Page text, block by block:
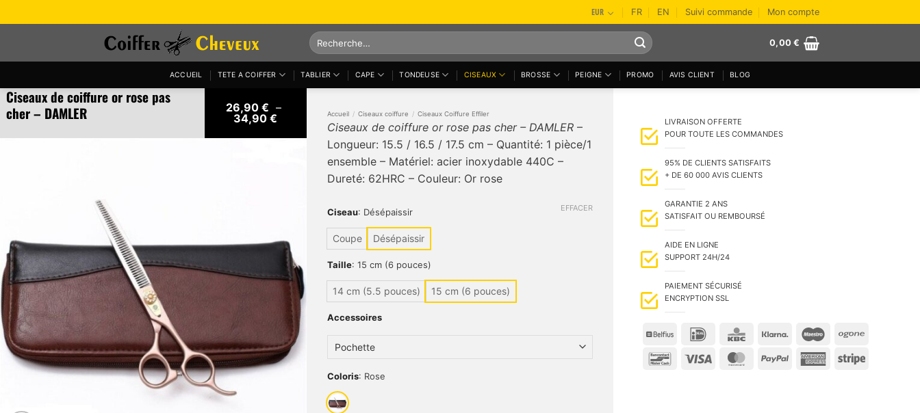
au
EUR FR EN Suivi commande Mon compte
Recherche
pour :
0,00€
ACCUEIL TETE A COIFFER TABLIER CAPE TONDEUSE CISEAUX BROSSE PEIGNE PROMO AVIS CLIENT BLOG
Ciseaux de coiffure or rose pas
cher – DAMLER
26,90€ –
34,90€
prix :
Accueil / Ciseaux coiffure / Ciseaux Coiffure Effiler
Ciseaux de coiffure or rose pas cher – DAMLER –
Longueur: 15.5 / 16.5 / 17.5 cm – Quantité: 1 pièce/1
ensemble – Matériel: acier inoxydable 440C –
Dureté: 62HRC – Couleur: Or rose
Ciseau: Désépaissir
Coupe Désépaissir
Taille: 15 cm (6 pouces)
14 cm (5.5 pouces) 15 cm (6 pouces)
Accessoires
Coloris: Rose
EFFACER
LIVRAISON OFFERTE
POUR TOUTE LES COMMANDES
95% DE CLIENTS SATISFAITS
+ DE 60 000 AVIS CLIENTS
GARANTIE 2 ANS
SATISFAIT OU REMBOURSÉ
AIDE EN LIGNE
SUPPORT 24H/24
PAIEMENT SÉCURISÉ
ENCRYPTION SSL
Belfius IDeal KBC Klarna Maestro
Bancontact
Visa MasterCard
PayPal
AmericanStripe